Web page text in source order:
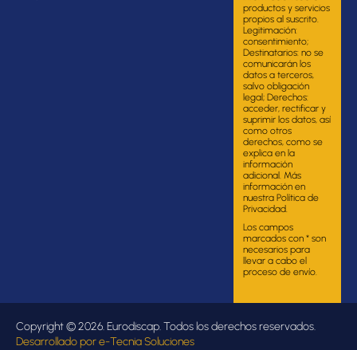
productos y servicios
propios al suscrito.
Legitimación:
consentimiento;
Destinatarios: no se
comunicarán los
datos a terceros,
salvo obligación
legal; Derechos:
acceder, rectificar y
suprimir los datos, así
como otros
derechos, como se
explica en la
información
adicional. Más
información en
nuestra Política de
Privacidad.
Los campos
marcados con * son
necesarios para
llevar a cabo el
proceso de envío.
Copyright © 2026. Eurodiscap. Todos los derechos reservados.
Desarrollado pore-Tecnia Soluciones